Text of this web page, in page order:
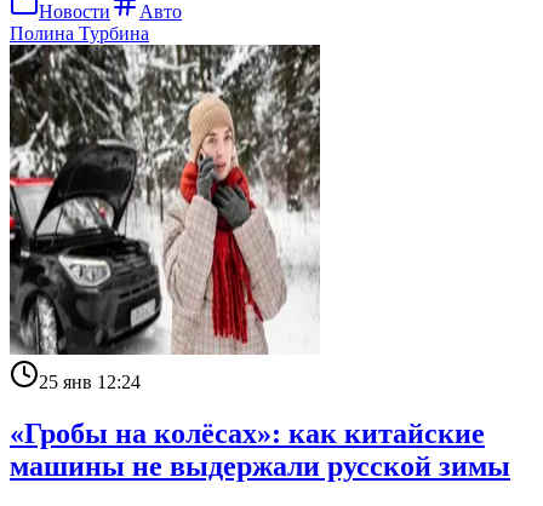
Новости
Авто
Полина Турбина
25 янв 12:24
«Гробы на колёсах»: как китайские
машины не выдержали русской зимы